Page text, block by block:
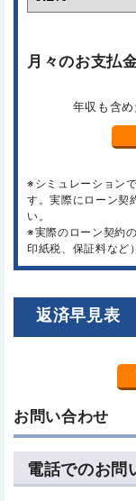
月々のお支払
年収も含
※シミュレーション
す。実際にローン契
い。
※実際のローン契約
印紙税、保証料など
返済早見表
お問い合わせ
電話でのお問